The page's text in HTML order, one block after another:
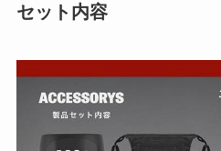
セット内容